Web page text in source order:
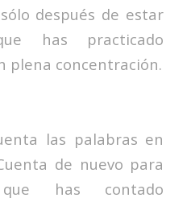
después de estar
has practicado
plena concentración.
las palabras en
de nuevo para
has contado